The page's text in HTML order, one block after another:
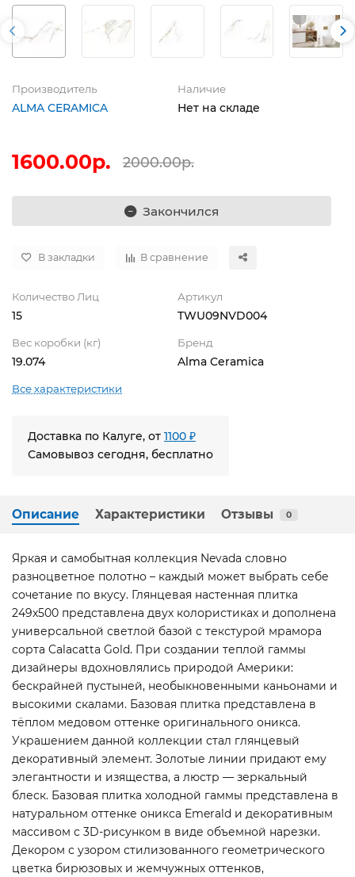
Производитель
ALMA CERAMICA
Наличие
Нет на складе
1600.00р. 2000.00р.
Закончился
В закладки В сравнение
Количество Лиц
15
Артикул
TWU09NVD004
Вес коробки (кг)
19.074
Бренд
Alma Ceramica
Все характеристики
Доставка по Калуге, от 1100 ₽
Самовывоз сегодня, бесплатно
Описание Характеристики Отзывы 0
Яркая и самобытная коллекция Nevada словно
разноцветное полотно – каждый может выбрать себе
сочетание по вкусу. Глянцевая настенная плитка
249x500 представлена двух колористиках и дополнена
универсальной светлой базой с текстурой мрамора
сорта Calacatta Gold. При создании теплой гаммы
дизайнеры вдохновлялись природой Америки:
бескрайней пустыней, необыкновенными каньонами и
высокими скалами. Базовая плитка представлена в
тёплом медовом оттенке оригинального оникса.
Украшением данной коллекции стал глянцевый
декоративный элемент. Золотые линии придают ему
элегантности и изящества, а люстр — зеркальный
блеск. Базовая плитка холодной гаммы представлена в
натуральном оттенке оникса Emerald и декоративным
массивом с 3D-рисунком в виде объемной нарезки.
Декором с узором стилизованного геометрического
цветка бирюзовых и жемчужных оттенков,